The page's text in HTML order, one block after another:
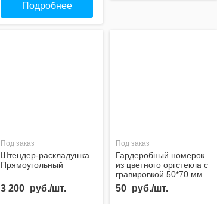
Подробнее
Под заказ
Штендер-раскладушка
Прямоугольный
3 200 руб./шт.
Под заказ
Гардеробный номерок
из цветного оргстекла с
гравировкой 50*70 мм
50 руб./шт.